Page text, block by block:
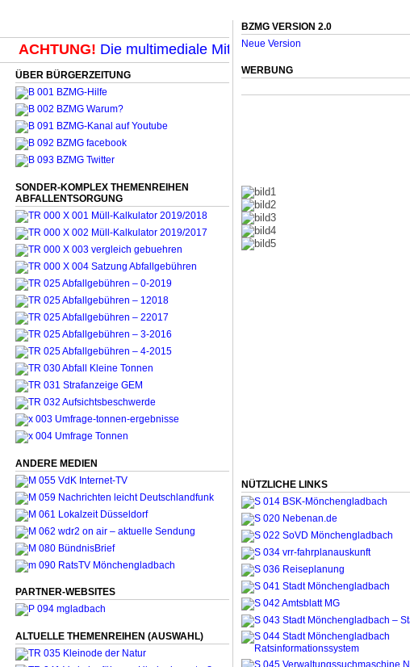
ACHTUNG!Die multimediale Mit-Mach-Zeitung für
ÜBER BÜRGERZEITUNG
SONDER-KOMPLEX THEMENREIHEN
ABFALLENTSORGUNG
ANDERE MEDIEN
PARTNER-WEBSITES
ALTUELLE THEMENREIHEN (AUSWAHL)
BZMG VERSION 2.0
Neue Version
WERBUNG
NÜTZLICHE LINKS